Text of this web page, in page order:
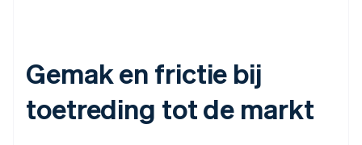
Gemak en frictie bij
toetreding tot de markt